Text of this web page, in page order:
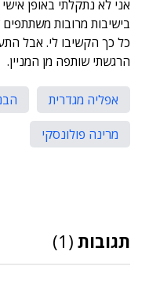
אני לא נתקלתי באופן
בישיבות מרובות
כל כך הקשיבו לי. אבל
הרגשתי שותפה מן המניין.
אפליה מגדרית
מרינה פולונסקי
תגובות (1)